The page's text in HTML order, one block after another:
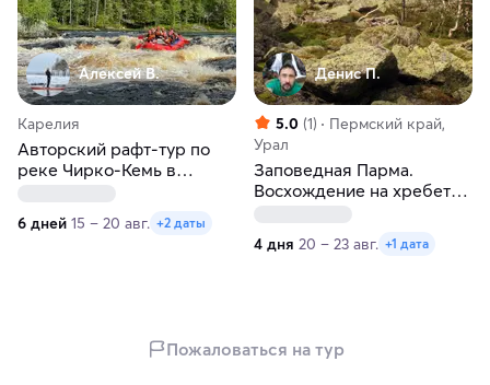
Алексей В.
Карелия
Авторский рафт-тур по
реке Чирко-Кемь в
6 дней 15 – 20 авг. +2 даты
Денис П.
5.0 (1)
Пермский край,
Урал
Заповедная Парма.
Восхождение на хребет
4 дня 20 – 23 авг. +1 дата
Пожаловаться на тур